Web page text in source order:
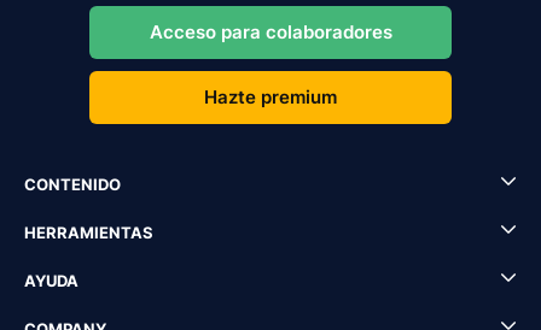
Acceso para colaboradores
Hazte premium
CONTENIDO
HERRAMIENTAS
AYUDA